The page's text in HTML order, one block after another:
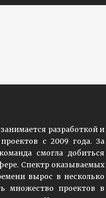
разработкой и
с 2009 года. За
смогла добиться
Спектр оказываемых
вырос в несколько
множество проектов в